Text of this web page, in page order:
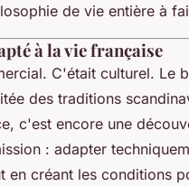
de vie entière à
à la vie française
C'était culturel. Le
des traditions
c'est encore une
: adapter
en créant les conditions